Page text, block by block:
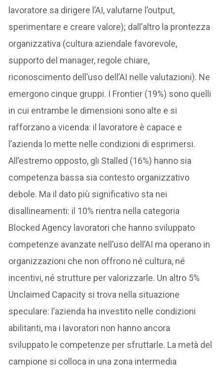
lavoratore sa dirigere l’AI, valutarne l’output,
sperimentare e creare valore); dall’altro la prontezza
organizzativa (cultura aziendale favorevole,
supporto del manager, regole chiare,
riconoscimento dell’uso dell’AI nelle valutazioni). Ne
emergono cinque gruppi. I Frontier (19%) sono quelli
in cui entrambe le dimensioni sono alte e si
rafforzano a vicenda: il lavoratore è capace e
l’azienda lo mette nelle condizioni di esprimersi.
All’estremo opposto, gli Stalled (16%) hanno sia
competenza bassa sia contesto organizzativo
debole. Ma il dato più significativo sta nei
disallineamenti: il 10% rientra nella categoria
Blocked Agency lavoratori che hanno sviluppato
competenze avanzate nell’uso dell’AI ma operano in
organizzazioni che non offrono né cultura, né
incentivi, né strutture per valorizzarle. Un altro 5%
Unclaimed Capacity si trova nella situazione
speculare: l’azienda ha investito nelle condizioni
abilitanti, ma i lavoratori non hanno ancora
sviluppato le competenze per sfruttarle. La metà del
campione si colloca in una zona intermedia